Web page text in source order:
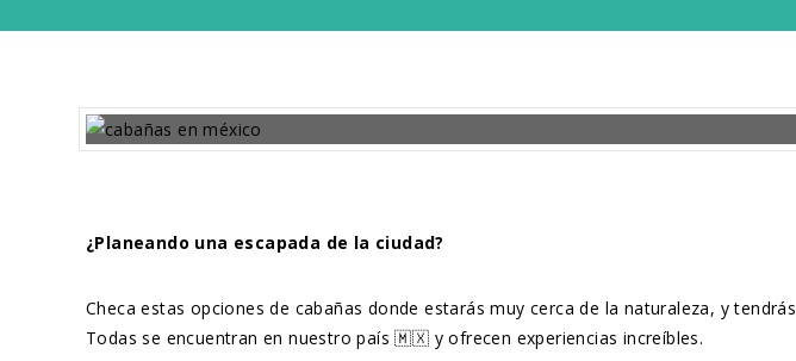
¿Planeando una escapada de la ciudad?
Checa estas opciones de cabañas donde estarás muy cerca de la naturaleza, y
Todas se encuentran en nuestro país 🇲🇽 y ofrecen experiencias increíbles.